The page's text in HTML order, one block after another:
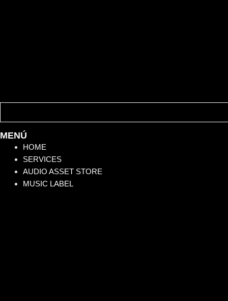
MENÚ
HOME
SERVICES
AUDIO ASSET STORE
MUSIC LABEL